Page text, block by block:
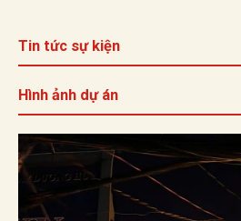
Tin tức sự kiện
Hình ảnh dự án